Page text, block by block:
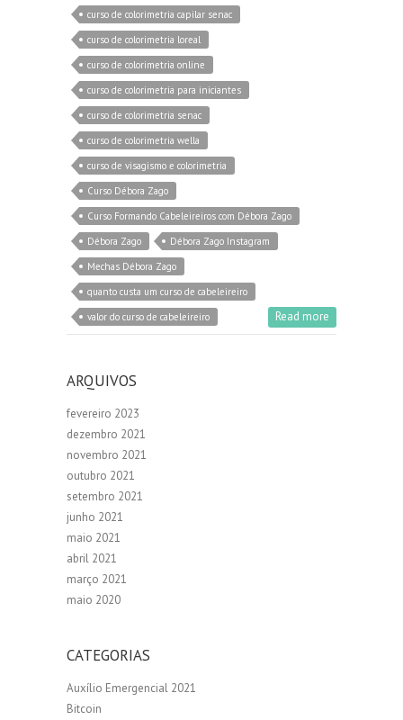
curso de colorimetria capilar senac
curso de colorimetria loreal
curso de colorimetria online
curso de colorimetria para iniciantes
curso de colorimetria senac
curso de colorimetria wella
curso de visagismo e colorimetria
Curso Débora Zago
Curso Formando Cabeleireiros com Débora Zago
Débora Zago
Débora Zago Instagram
Mechas Débora Zago
quanto custa um curso de cabeleireiro
valor do curso de cabeleireiro
Read more
ARQUIVOS
fevereiro 2023
dezembro 2021
novembro 2021
outubro 2021
setembro 2021
junho 2021
maio 2021
abril 2021
março 2021
maio 2020
CATEGORIAS
Auxílio Emergencial 2021
Bitcoin